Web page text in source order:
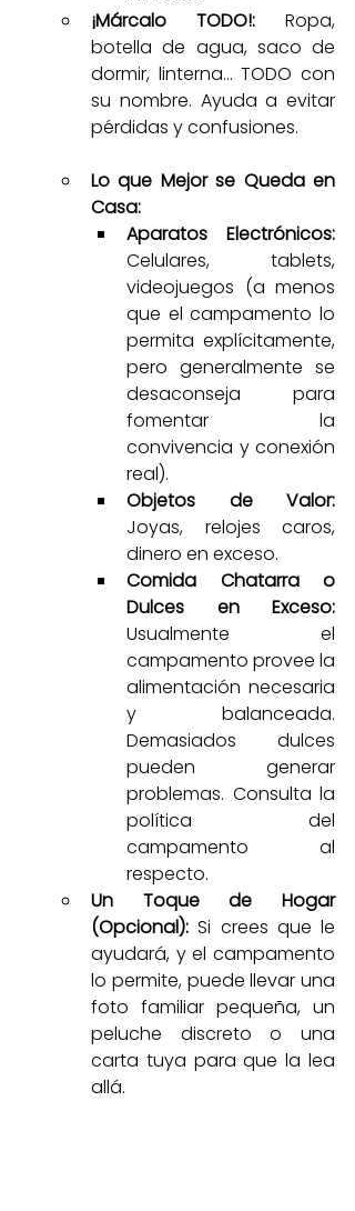
¡Márcalo TODO!: Ropa,
botella de agua, saco de
dormir, linterna... TODO con
su nombre. Ayuda a evitar
pérdidas y confusiones.
Lo que Mejor se Queda en
Casa:
Aparatos Electrónicos:
Celulares, tablets,
videojuegos (a menos
que el campamento lo
permita explícitamente,
pero generalmente se
desaconseja para
fomentar la
convivencia y conexión
real).
Objetos de Valor:
Joyas, relojes caros,
dinero en exceso.
Comida Chatarra o
Dulces en Exceso:
Usualmente el
campamento provee la
alimentación necesaria
y balanceada.
Demasiados dulces
pueden generar
problemas. Consulta la
política del
campamento al
respecto.
Un Toque de Hogar
(Opcional): Si crees que le
ayudará, y el campamento
lo permite, puede llevar una
foto familiar pequeña, un
peluche discreto o una
carta tuya para que la lea
allá.